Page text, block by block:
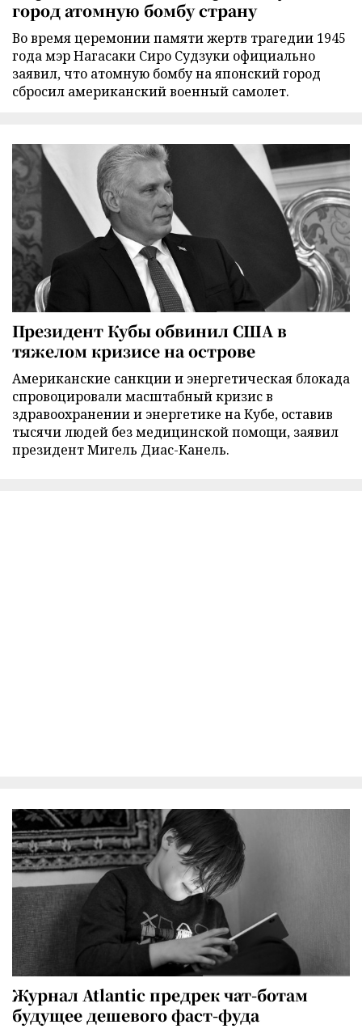
город атомную бомбу страну
Во время церемонии памяти жертв трагедии 1945
года мэр Нагасаки Сиро Судзуки официально
заявил, что атомную бомбу на японский город
сбросил американский военный самолет.
Президент Кубы обвинил США в
тяжелом кризисе на острове
Американские санкции и энергетическая блокада
спровоцировали масштабный кризис в
здравоохранении и энергетике на Кубе, оставив
тысячи людей без медицинской помощи, заявил
президент Мигель Диас-Канель.
Журнал Atlantic предрек чат-ботам
будущее дешевого фаст-фуда